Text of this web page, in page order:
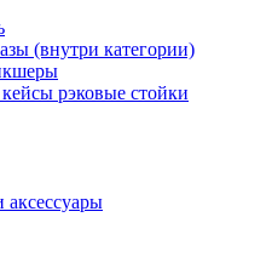
(внутри категории)
рэковые стойки